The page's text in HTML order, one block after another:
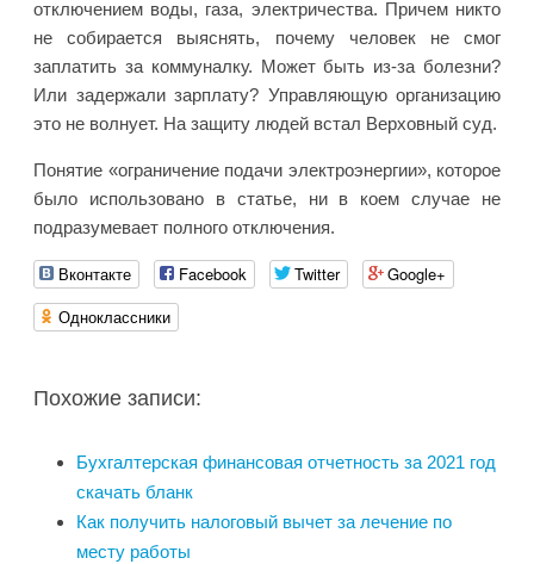
отключением воды, газа, электричества. Причем никто
не собирается выяснять, почему человек не смог
заплатить за коммуналку. Может быть из-за болезни?
Или задержали зарплату? Управляющую организацию
это не волнует. На защиту людей встал Верховный суд.
Понятие «ограничение подачи электроэнергии», которое
было использовано в статье, ни в коем случае не
подразумевает полного отключения.
Вконтакте Facebook Twitter
Google+
Одноклассники
Похожие записи:
Бухгалтерская финансовая отчетность за 2021 год
скачать бланк
Как получить налоговый вычет за лечение по
месту работы